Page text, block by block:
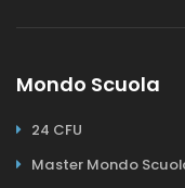
Mondo Scuola
24 CFU
Master Mondo